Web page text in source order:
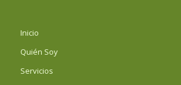
Inicio
Quién Soy
Servicios